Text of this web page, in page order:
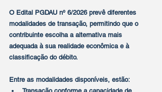
O Edital PGDAU nº 6/2026 prevê diferentes
modalidades de transação, permitindo que o
contribuinte escolha a alternativa mais
adequada à sua realidade econômica e à
classificação do débito.
Entre as modalidades disponíveis, estão: